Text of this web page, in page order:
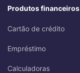
Produtos financeiros
Cartão de crédito
Empréstimo
Calculadoras